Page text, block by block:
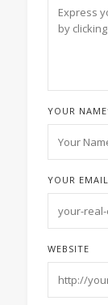
YOUR NAME
YOUR EMAIL
WEBSITE